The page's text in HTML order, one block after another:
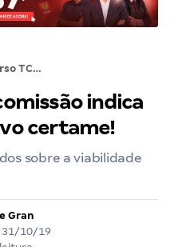
Concurso TCE SC: comissão indica necessidade de novo certame!
indica
certame!
sobre a viabilidade
Gran
31/10/19